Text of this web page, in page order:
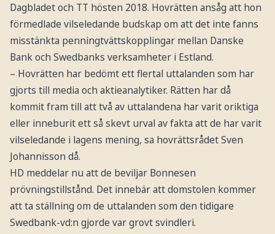
Dagbladet och TT hösten 2018. Hovrätten ansåg att hon
förmedlade vilseledande budskap om att det inte fanns
misstänkta penningtvättskopplingar mellan Danske
Bank och Swedbanks verksamheter i Estland.
– Hovrätten har bedömt ett flertal uttalanden som har
gjorts till media och aktieanalytiker. Rätten har då
kommit fram till att två av uttalandena har varit oriktiga
eller inneburit ett så skevt urval av fakta att de har varit
vilseledande i lagens mening, sa hovrättsrådet Sven
Johannisson då.
HD meddelar nu att de beviljar Bonnesen
prövningstillstånd. Det innebär att domstolen kommer
att ta ställning om de uttalanden som den tidigare
Swedbank-vd:n gjorde var grovt svindleri.